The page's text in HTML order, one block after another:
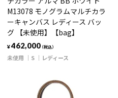
M13078 モノグラムマルチカラ
ーキャンバス レディース バッ
グ 【未使用】【bag】
¥462,000（税込）
未使用 S レディース